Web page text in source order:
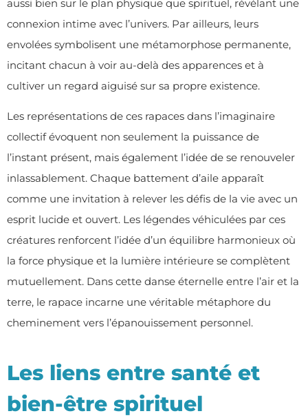
aussi bien sur le plan physique que spirituel, révélant une
connexion intime avec l’univers. Par ailleurs, leurs
envolées symbolisent une métamorphose permanente,
incitant chacun à voir au-delà des apparences et à
cultiver un regard aiguisé sur sa propre existence.
Les représentations de ces rapaces dans l’imaginaire
collectif évoquent non seulement la puissance de
l’instant présent, mais également l’idée de se renouveler
inlassablement. Chaque battement d’aile apparaît
comme une invitation à relever les défis de la vie avec un
esprit lucide et ouvert. Les légendes véhiculées par ces
créatures renforcent l’idée d’un équilibre harmonieux où
la force physique et la lumière intérieure se complètent
mutuellement. Dans cette danse éternelle entre l’air et la
terre, le rapace incarne une véritable métaphore du
cheminement vers l’épanouissement personnel.
Les liens entre santé et
bien-être spirituel